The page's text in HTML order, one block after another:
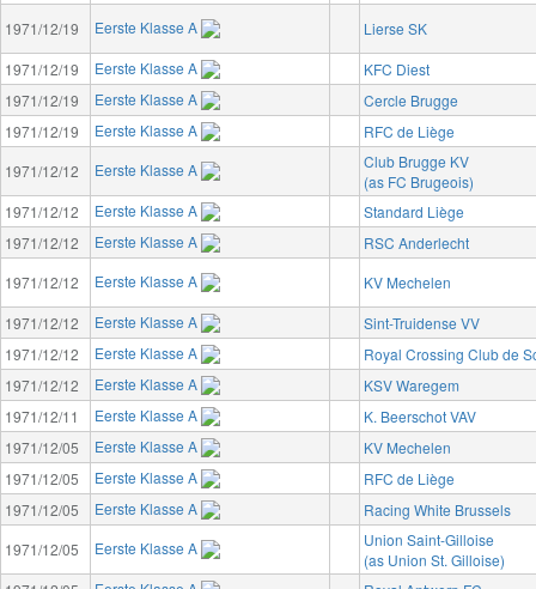
1971/12/19
Eerste Klasse A
Lierse SK
1971/12/19
Eerste Klasse A
KFC Diest
1971/12/19
Eerste Klasse A
Cercle Brugge
1971/12/19
Eerste Klasse A
RFC de Liège
1971/12/12
Eerste Klasse A
Club Brugge KV
(as FC Brugeois)
1971/12/12
Eerste Klasse A
Standard Liège
1971/12/12
Eerste Klasse A
RSC Anderlecht
1971/12/12
Eerste Klasse A
KV Mechelen
1971/12/12
Eerste Klasse A
Sint-Truidense VV
1971/12/12
Eerste Klasse A
Royal Crossing Club de
1971/12/12
Eerste Klasse A
KSV Waregem
1971/12/11
Eerste Klasse A
K. Beerschot VAV
1971/12/05
Eerste Klasse A
KV Mechelen
1971/12/05
Eerste Klasse A
RFC de Liège
1971/12/05
Eerste Klasse A
Racing White Brussels
1971/12/05
Eerste Klasse A
Union Saint-Gilloise
(as Union St. Gilloise)